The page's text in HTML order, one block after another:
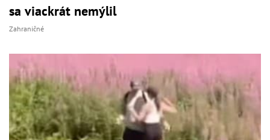
sa viackrát nemýlil
Zahraničné